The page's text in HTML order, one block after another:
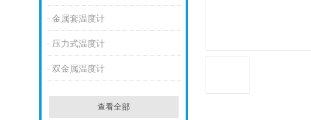
金属套温度计
压力式温度计
双金属温度计
查看全部